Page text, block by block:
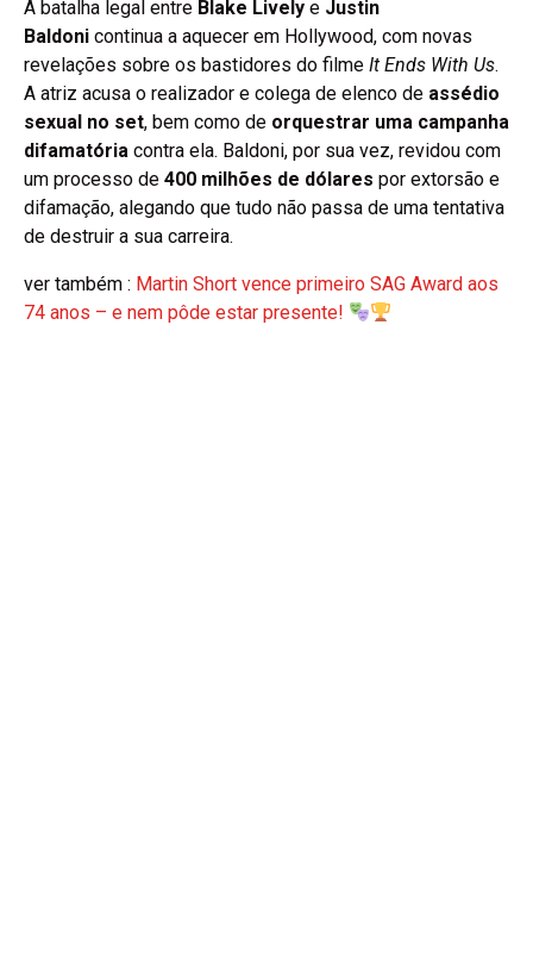
A batalha legal entre Blake Lively e Justin
Baldoni continua a aquecer em Hollywood, com novas
revelações sobre os bastidores do filme It Ends With Us.
A atriz acusa o realizador e colega de elenco de assédio
sexual no set, bem como de orquestrar uma campanha
difamatória contra ela. Baldoni, por sua vez, revidou com
um processo de 400 milhões de dólares por extorsão e
difamação, alegando que tudo não passa de uma tentativa
de destruir a sua carreira.
ver também : Martin Short vence primeiro SAG Award aos
74 anos – e nem pôde estar presente!